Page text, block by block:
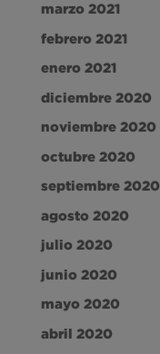
marzo 2021
febrero 2021
enero 2021
diciembre 2020
noviembre 2020
octubre 2020
septiembre 2020
agosto 2020
julio 2020
junio 2020
mayo 2020
abril 2020